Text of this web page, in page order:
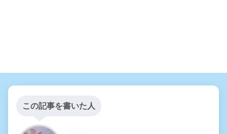
この記事を書いた人